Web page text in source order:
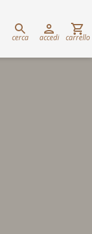
cerca accedi carrello